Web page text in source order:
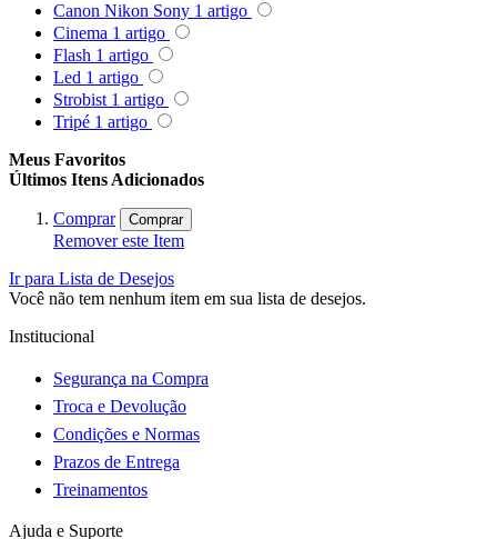
Canon Nikon Sony 1 artigo
Cinema 1 artigo
Flash 1 artigo
Led 1 artigo
Strobist 1 artigo
Tripé 1 artigo
Meus Favoritos
Últimos Itens Adicionados
Comprar Comprar
Remover este Item
Ir para Lista de Desejos
Você não tem nenhum item em sua lista de desejos.
Institucional
Segurança na Compra
Troca e Devolução
Condições e Normas
Prazos de Entrega
Treinamentos
Ajuda e Suporte